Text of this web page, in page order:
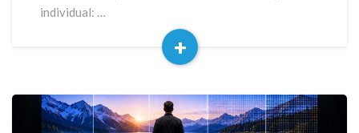
em
individual: …
+
Read